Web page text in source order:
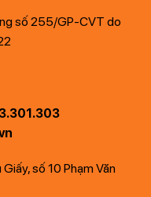
số 255/GP-CVT do
số 10 Phạm Văn